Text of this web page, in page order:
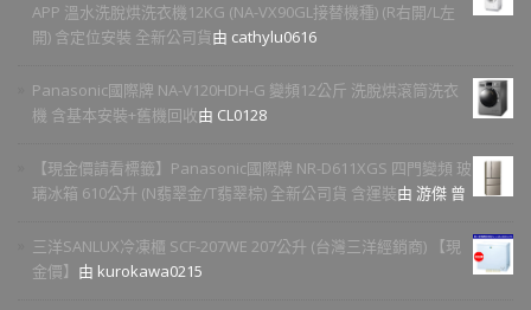
APP 溫水洗脫烘洗衣機12KG (NA-VX90GL接替機種) (R右開/L左
開) 含定位安裝 全新公司貨由 cathylu0616
Panasonic國際牌 NA-V120HDH-G 變頻12公斤 洗脫烘滾筒洗衣
機 含基本安裝+舊機回收由 CL0128
【現金價請看標籤】Panasonic國際牌 NR-D611XGS 四門變頻 玻
璃冰箱 610公升 (N翡翠金/T翡翠棕) 全新公司貨 含運裝由 游傑 曾
三洋SANLUX冷凍櫃 SCF-207WE 207公升 (台灣三洋經銷商) 【現
金價】 由 kurokawa0215